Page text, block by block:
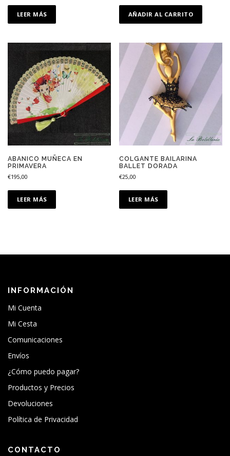
LEER MÁS AÑADIR AL CARRITO
ABANICO MUÑECA EN
PRIMAVERA
€195,00
LEER MÁS
COLGANTE BAILARINA
BALLET DORADA
€25,00
LEER MÁS
INFORMACIÓN
Mi Cuenta
Mi Cesta
Comunicaciones
Envíos
¿Cómo puedo pagar?
Productos y Precios
Devoluciones
Política de Privacidad
CONTACTO